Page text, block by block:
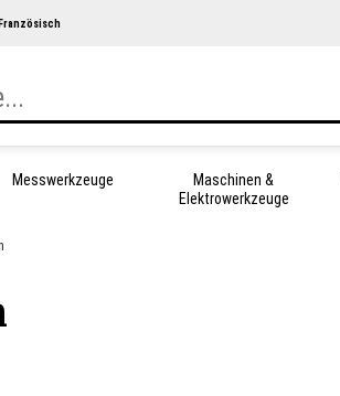
Französisch
Messwerkzeuge
Maschinen &
Elektrowerkzeuge